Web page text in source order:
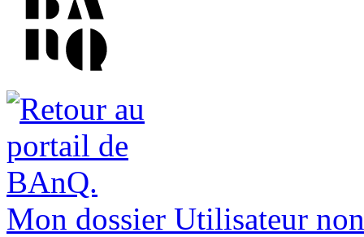
Mon dossier Utilisateur